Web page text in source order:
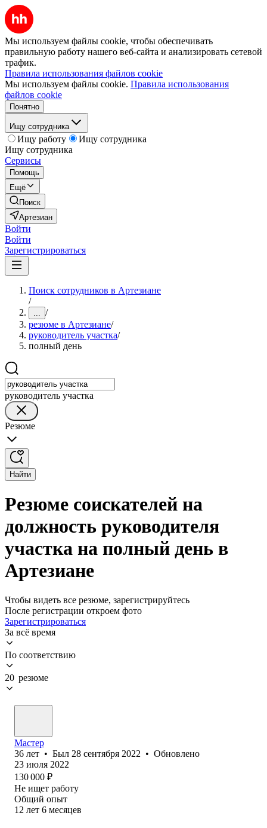
Мы используем файлы cookie, чтобы обеспечивать
правильную работу нашего веб-сайта и анализировать сетевой
трафик.
Правила использования файлов cookie
Мы используем файлы cookie. Правила использования
файлов cookie
Понятно
Ищу сотрудника
Ищу работу
Ищу сотрудника
Ищу сотрудника
Сервисы
Помощь
Ещё
Поиск
Артезиан
Войти
Войти
Зарегистрироваться
Поиск сотрудников в Артезиане
/
... /
резюме в Артезиане/
руководитель участка/
полный день
руководитель участка
Резюме
Найти
Резюме соискателей на
должность руководителя
участка на полный день в
Артезиане
Чтобы видеть все резюме, зарегистрируйтесь
После регистрации откроем фото
Зарегистрироваться
За всё время
По соответствию
20 резюме
Мастер
36 лет • Был 28 сентября 2022 • Обновлено
23 июля 2022
130 000 ₽
Не ищет работу
Общий опыт
12 лет 6 месяцев